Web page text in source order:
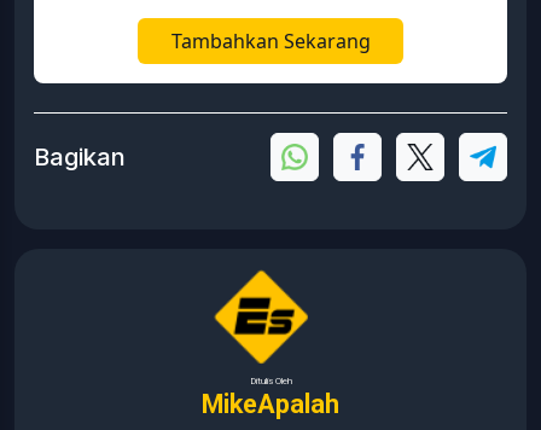
Tambahkan Sekarang
Bagikan
Ditulis Oleh
MikeApalah